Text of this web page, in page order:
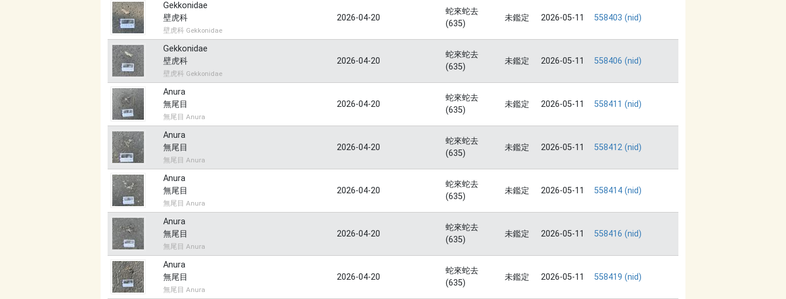
Gekkonidae
壁虎科
壁虎科 Gekkonidae
2026-04-20
蛇來蛇去
(635)
未鑑定 2026-05-11 558403 (nid)
Gekkonidae
壁虎科
壁虎科 Gekkonidae
2026-04-20
蛇來蛇去
(635)
未鑑定 2026-05-11 558406 (nid)
Anura
無尾目
無尾目 Anura
2026-04-20
蛇來蛇去
(635)
未鑑定 2026-05-11 558411 (nid)
Anura
無尾目
無尾目 Anura
2026-04-20
蛇來蛇去
(635)
未鑑定 2026-05-11 558412 (nid)
Anura
無尾目
無尾目 Anura
2026-04-20
蛇來蛇去
(635)
未鑑定 2026-05-11 558414 (nid)
Anura
無尾目
無尾目 Anura
2026-04-20
蛇來蛇去
(635)
未鑑定 2026-05-11 558416 (nid)
Anura
無尾目
無尾目 Anura
2026-04-20
蛇來蛇去
(635)
未鑑定 2026-05-11 558419 (nid)